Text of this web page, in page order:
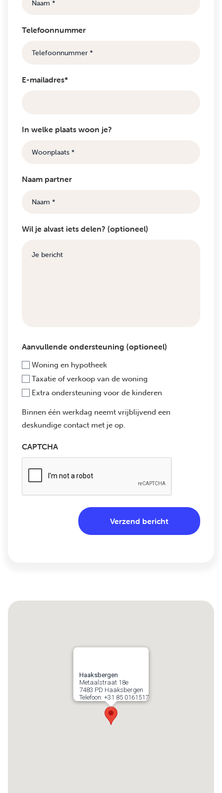
Telefoonnummer
E-mailadres*
In welke plaats woon je?
Naam partner
Wil je alvast iets delen? (optioneel)
Aanvullende ondersteuning (optioneel)
Woning en hypotheek
Taxatie of verkoop van de woning
Extra ondersteuning voor de kinderen
Binnen één werkdag neemt vrijblijvend een
deskundige contact met je op.
CAPTCHA
Haaksbergen
Metaalstraat 18e
7483 PD Haaksbergen
Telefoon: +31 85 0161517